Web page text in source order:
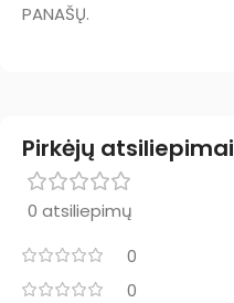
PANAŠŲ.
Pirkėjų atsiliepimai
0 atsiliepimų
0
0